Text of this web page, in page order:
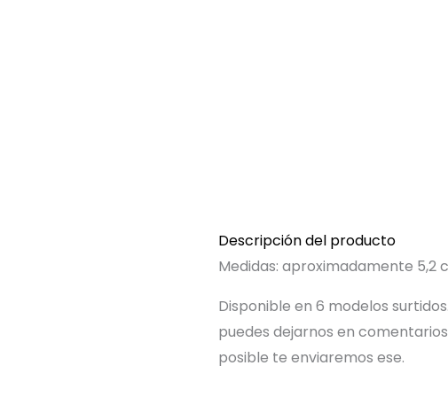
Descripción del producto
Medidas: aproximadamente 5,2
Disponible en 6 modelos
puedes dejarnos en
posible te enviaremos ese.